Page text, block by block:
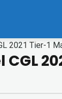
2021 Tier-1
CGL